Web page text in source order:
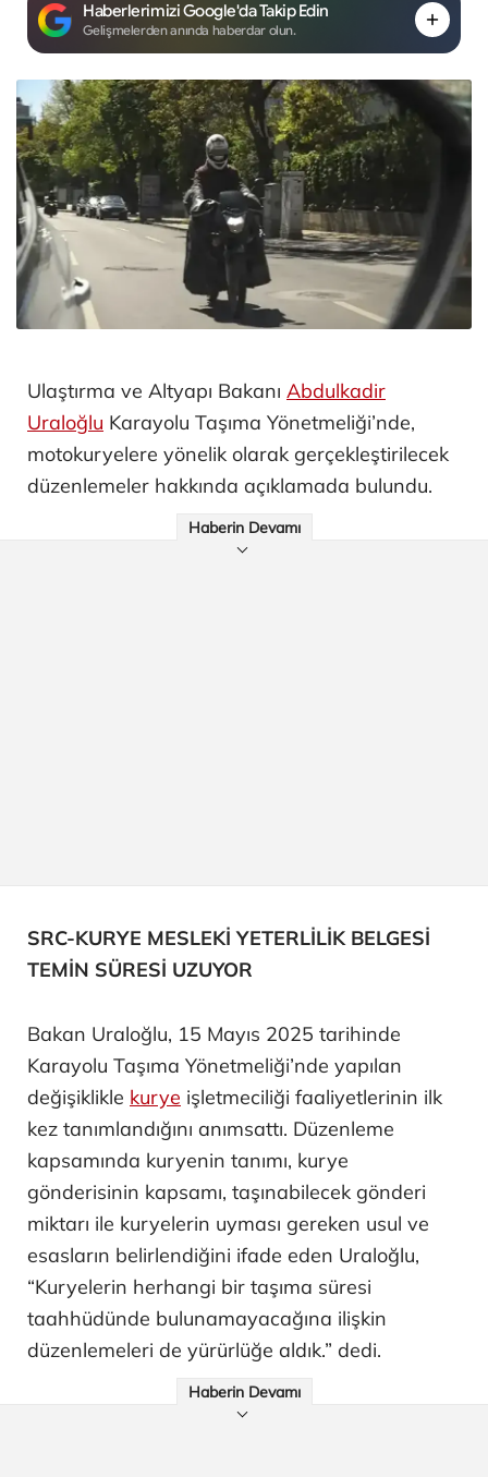
Haberlerimizi Google'da Takip Edin
Gelişmelerden anında haberdar olun.
Ulaştırma ve Altyapı Bakanı Abdulkadir
Uraloğlu Karayolu Taşıma Yönetmeliği’nde,
motokuryelere yönelik olarak gerçekleştirilecek
düzenlemeler hakkında açıklamada bulundu.
Haberin Devamı
SRC-KURYE MESLEKİ YETERLİLİK BELGESİ
TEMİN SÜRESİ UZUYOR
Bakan Uraloğlu, 15 Mayıs 2025 tarihinde
Karayolu Taşıma Yönetmeliği’nde yapılan
değişiklikle kurye işletmeciliği faaliyetlerinin ilk
kez tanımlandığını anımsattı. Düzenleme
kapsamında kuryenin tanımı, kurye
gönderisinin kapsamı, taşınabilecek gönderi
miktarı ile kuryelerin uyması gereken usul ve
esasların belirlendiğini ifade eden Uraloğlu,
“Kuryelerin herhangi bir taşıma süresi
taahhüdünde bulunamayacağına ilişkin
düzenlemeleri de yürürlüğe aldık.” dedi.
Haberin Devamı